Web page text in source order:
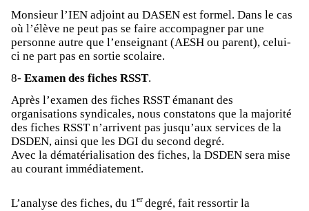
Monsieur l’IEN adjoint au DASEN est formel. Dans le cas
où l’élève ne peut pas se faire accompagner par une
personne autre que l’enseignant (AESH ou parent), celui-
ci ne part pas en sortie scolaire.
8- Examen des fiches RSST.
Après l’examen des fiches RSST émanant des
organisations syndicales, nous constatons que la majorité
des fiches RSST n’arrivent pas jusqu’aux services de la
DSDEN, ainsi que les DGI du second degré.
Avec la dématérialisation des fiches, la DSDEN sera mise
au courant immédiatement.
L’analyse des fiches, du 1 er degré, fait ressortir la